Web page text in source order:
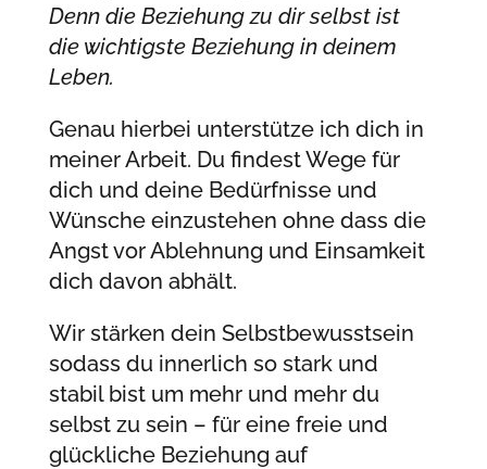
Denn die Beziehung zu dir selbst ist
die wichtigste Beziehung in deinem
Leben.
Genau hierbei unterstütze ich dich in
meiner Arbeit. Du findest Wege für
dich und deine Bedürfnisse und
Wünsche einzustehen ohne dass die
Angst vor Ablehnung und Einsamkeit
dich davon abhält.
Wir stärken dein Selbstbewusstsein
sodass du innerlich so stark und
stabil bist um mehr und mehr du
selbst zu sein – für eine freie und
glückliche Beziehung auf